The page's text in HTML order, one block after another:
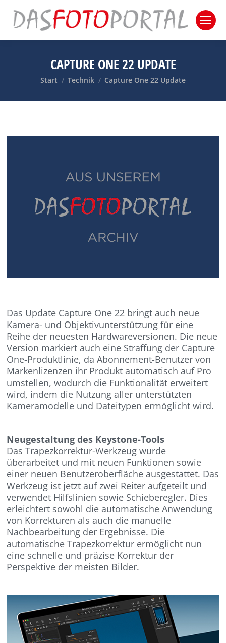
CAPTURE ONE 22 UPDATE
Sie befinden sich hier:
Start Technik Capture One 22 Update
Das Update Capture One 22 bringt auch neue
Kamera- und Objektivunterstützung für eine
Reihe der neuesten Hardwareversionen. Die neue
Version markiert auch eine Straffung der Capture
One-Produktlinie, da Abonnement-Benutzer von
Markenlizenzen ihr Produkt automatisch auf Pro
umstellen, wodurch die Funktionalität erweitert
wird, indem die Nutzung aller unterstützten
Kameramodelle und Dateitypen ermöglicht wird.
Neugestaltung des Keystone-Tools
Das Trapezkorrektur-Werkzeug wurde
überarbeitet und mit neuen Funktionen sowie
einer neuen Benutzeroberfläche ausgestattet. Das
Werkzeug ist jetzt auf zwei Reiter aufgeteilt und
verwendet Hilfslinien sowie Schieberegler. Dies
erleichtert sowohl die automatische Anwendung
von Korrekturen als auch die manuelle
Nachbearbeitung der Ergebnisse. Die
automatische Trapezkorrektur ermöglicht nun
eine schnelle und präzise Korrektur der
Perspektive der meisten Bilder.